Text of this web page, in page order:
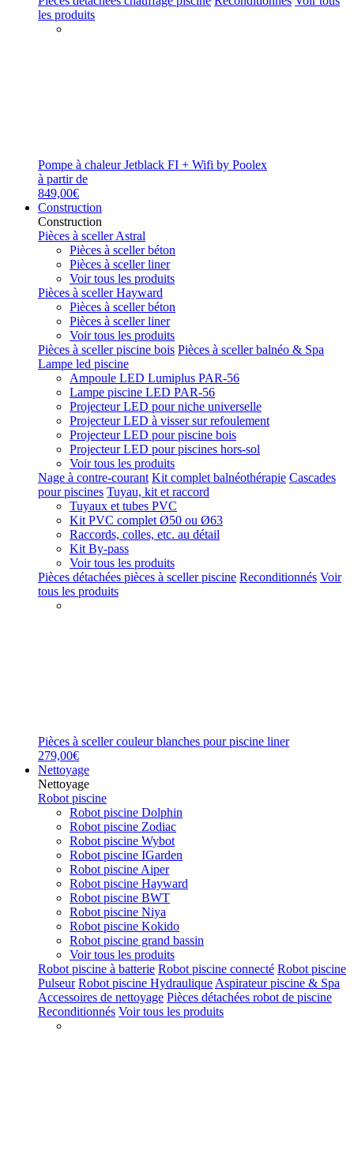
les produits
Pompe à chaleur Jetblack FI + Wifi by Poolex
à partir de
849,00€
Construction
Construction
Pièces à sceller Astral
Pièces à sceller béton
Pièces à sceller liner
Voir tous les produits
Pièces à sceller Hayward
Pièces à sceller béton
Pièces à sceller liner
Voir tous les produits
Pièces à sceller piscine bois Pièces à sceller balnéo & Spa
Lampe led piscine
Ampoule LED Lumiplus PAR-56
Lampe piscine LED PAR-56
Projecteur LED pour niche universelle
Projecteur LED à visser sur refoulement
Projecteur LED pour piscine bois
Projecteur LED pour piscines hors-sol
Voir tous les produits
Nage à contre-courant Kit complet balnéothérapie Cascades
pour piscines Tuyau, kit et raccord
Tuyaux et tubes PVC
Kit PVC complet Ø50 ou Ø63
Raccords, colles, etc. au détail
Kit By-pass
Voir tous les produits
Pièces détachées pièces à sceller piscine Reconditionnés Voir
tous les produits
Pièces à sceller couleur blanches pour piscine liner
279,00€
Nettoyage
Nettoyage
Robot piscine
Robot piscine Dolphin
Robot piscine Zodiac
Robot piscine Wybot
Robot piscine IGarden
Robot piscine Aiper
Robot piscine Hayward
Robot piscine BWT
Robot piscine Niya
Robot piscine Kokido
Robot piscine grand bassin
Voir tous les produits
Robot piscine à batterie Robot piscine connecté Robot piscine
Pulseur Robot piscine Hydraulique Aspirateur piscine & Spa
Accessoires de nettoyage Pièces détachées robot de piscine
Reconditionnés Voir tous les produits